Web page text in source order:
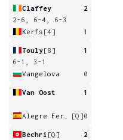
Claffey
2
2-6, 6-4, 6-3
Kerfs [4] 1
Touly[8]
1
6-1, 3-1
Vangelova
0
Van Oost 1
[Q]0
Bechri [Q]
2